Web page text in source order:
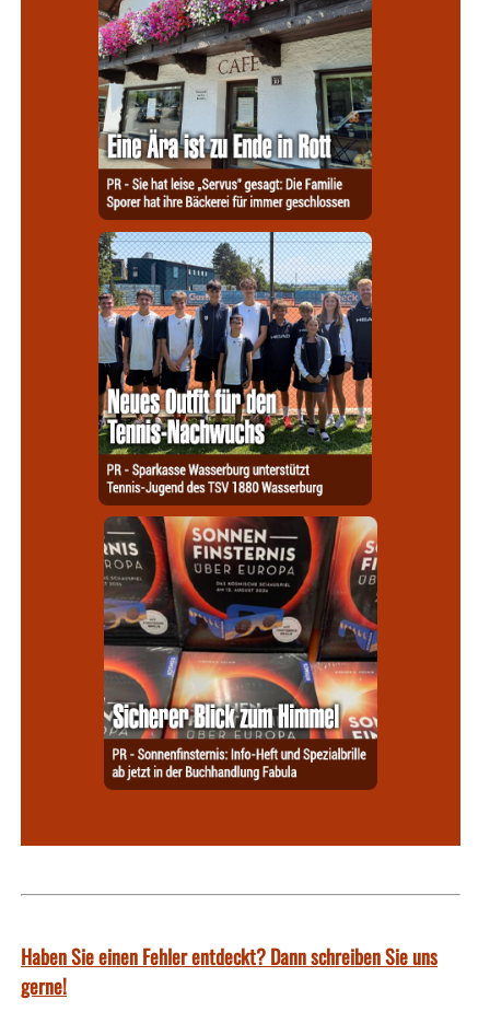
Haben Sie einen Fehler entdeckt? Dann schreiben Sie uns
gerne!